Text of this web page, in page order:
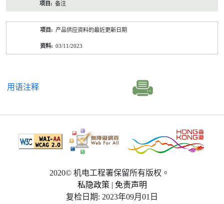
备注
产品供应资料的最近更新日期
03/11/2023
用语注释
2020© 机电工程署保留所有版权。
私隐政策 | 免责声明
复检日期: 2023年09月01日